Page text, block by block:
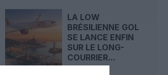
LA LOW
BRÉSILIENNE GOL
SE LANCE ENFIN
SUR LE LONG-
COURRIER...